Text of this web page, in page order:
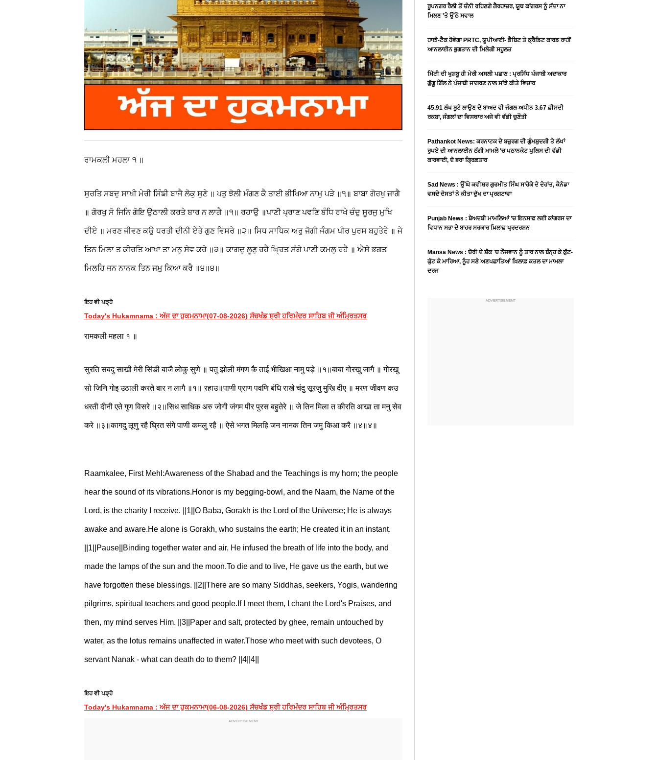
ਰਾਮਕਲੀ ਮਹਲਾ ੧ ॥
ਸੁਰਤਿ ਸਬਦੁ ਸਾਖੀ ਮੇਰੀ ਸਿੰਙੀ ਬਾਜੈ ਲੋਕੁ ਸੁਣੇ ॥ ਪਤੁ ਝੋਲੀ ਮੰਗਣ ਕੈ ਤਾਈ ਭੀਖਿਆ ਨਾਮੁ ਪੜੇ ॥੧॥ ਬਾਬਾ ਗੋਰਖੁ ਜਾਗੈ
॥ ਗੋਰਖੁ ਸੋ ਜਿਨਿ ਗੋਇ ਉਠਾਲੀ ਕਰਤੇ ਬਾਰ ਨ ਲਾਗੈ ॥੧॥ ਰਹਾਉ ॥ਪਾਣੀ ਪ੍ਰਾਣ ਪਵਣਿ ਬੰਧਿ ਰਾਖੇ ਚੰਦੁ ਸੂਰਜੁ ਮੁਖਿ
ਦੀਏ ॥ ਮਰਣ ਜੀਵਣ ਕਉ ਧਰਤੀ ਦੀਨੀ ਏਤੇ ਗੁਣ ਵਿਸਰੇ ॥੨॥ ਸਿਧ ਸਾਧਿਕ ਅਰੁ ਜੋਗੀ ਜੰਗਮ ਪੀਰ ਪੁਰਸ ਬਹੁਤੇਰੇ ॥ ਜੇ
ਤਿਨ ਮਿਲਾ ਤ ਕੀਰਤਿ ਆਖਾ ਤਾ ਮਨੁ ਸੇਵ ਕਰੇ ॥੩॥ ਕਾਗਦੁ ਲੂਣੁ ਰਹੈ ਘ੍ਰਿਤ ਸੰਗੇ ਪਾਣੀ ਕਮਲੁ ਰਹੈ ॥ ਐਸੇ ਭਗਤ
ਮਿਲਹਿ ਜਨ ਨਾਨਕ ਤਿਨ ਜਮੁ ਕਿਆ ਕਰੈ ॥੪॥੪॥
ਇਹ ਵੀ ਪੜ੍ਹੋ
Today's Hukamnama : ਅੱਜ ਦਾ ਹੁਕਮਨਾਮਾ(07-08-2026) ਸੱਚਖੰਡ ਸ੍ਰੀ ਹਰਿਮੰਦਰ ਸਾਹਿਬ ਜੀ ਅੰਮ੍ਰਿਤਸਰ
रामकली महला १ ॥
सुरति सबदु साखी मेरी सिंङी बाजै लोकु सुणे ॥ पतु झोली मंगण कै ताई भीखिआ नामु पड़े ॥१॥बाबा गोरखु जागै ॥ गोरखु
सो जिनि गोइ उठाली करते बार न लागै ॥१॥ रहाउ॥पाणी प्राण पवणि बंधि राखे चंदु सूरजु मुखि दीए ॥ मरण जीवण कउ
धरती दीनी एते गुण विसरे ॥२॥सिध साधिक अरु जोगी जंगम पीर पुरस बहुतेरे ॥ जे तिन मिला त कीरति आखा ता मनु सेव
करे ॥३॥कागदु लूणु रहै घ्रित संगे पाणी कमलु रहै ॥ ऐसे भगत मिलहि जन नानक तिन जमु किआ करै ॥४॥४॥
Raamkalee, First Mehl:Awareness of the Shabad and the Teachings is my horn; the people
hear the sound of its vibrations.Honor is my begging-bowl, and the Naam, the Name of the
Lord, is the charity I receive. ||1||O Baba, Gorakh is the Lord of the Universe; He is always
awake and aware.He alone is Gorakh, who sustains the earth; He created it in an instant.
||1||Pause||Binding together water and air, He infused the breath of life into the body, and
made the lamps of the sun and the moon.To die and to live, He gave us the earth, but we
have forgotten these blessings. ||2||There are so many Siddhas, seekers, Yogis, wandering
pilgrims, spiritual teachers and good people.If I meet them, I chant the Lord's Praises, and
then, my mind serves Him. ||3||Paper and salt, protected by ghee, remain untouched by
water, as the lotus remains unaffected in water.Those who meet with such devotees, O
servant Nanak - what can death do to them? ||4||4||
ਇਹ ਵੀ ਪੜ੍ਹੋ
Today's Hukamnama : ਅੱਜ ਦਾ ਹੁਕਮਨਾਮਾ(06-08-2026) ਸੱਚਖੰਡ ਸ੍ਰੀ ਹਰਿਮੰਦਰ ਸਾਹਿਬ ਜੀ ਅੰਮ੍ਰਿਤਸਰ
ਰੂਪਨਗਰ ਰੈਲੀ ਤੋਂ ਚੰਨੀ ਰਹਿਣਗੇ ਗੈਰਹਾਜ਼ਰ, ਯੂਥ ਕਾਂਗਰਸ ਨੂੰ ਸੱਦਾ ਨਾ
ਮਿਲਣ 'ਤੇ ਉੱਠੇ ਸਵਾਲ
ਹਾਈ-ਟੈਕ ਹੋਵੇਗਾ PRTC, ਯੂਪੀਆਈ- ਡੈਬਿਟ ਤੇ ਕ੍ਰੈਡਿਟ ਕਾਰਡ ਰਾਹੀਂ
ਆਨਲਾਈਨ ਭੁਗਤਾਨ ਦੀ ਮਿਲੇਗੀ ਸਹੂਲਤ
ਮਿੱਟੀ ਦੀ ਖੁਸ਼ਬੂ ਹੀ ਮੇਰੀ ਅਸਲੀ ਪਛਾਣ : ਪ੍ਰਸਿੱਧ ਪੰਜਾਬੀ ਅਦਾਕਾਰ
ਗੁੱਗੂ ਗਿੱਲ ਨੇ ਪੰਜਾਬੀ ਜਾਗਰਣ ਨਾਲ ਸਾਂਝੇ ਕੀਤੇ ਵਿਚਾਰ
45.91 ਲੱਖ ਬੂਟੇ ਲਾਉਣ ਦੇ ਬਾਅਦ ਵੀ ਜੰਗਲ ਅਧੀਨ 3.67 ਫ਼ੀਸਦੀ
ਰਕਬਾ, ਜੰਗਲਾਂ ਦਾ ਵਿਸਥਾਰ ਅਜੇ ਵੀ ਵੱਡੀ ਚੁਣੌਤੀ
Pathankot News: ਕਰਨਾਟਕ ਦੇ ਬਜ਼ੁਰਗ ਦੀ ਗੁੰਮਸ਼ੁਦਗੀ ਤੇ ਲੱਖਾਂ
ਰੁਪਏ ਦੀ ਆਨਲਾਈਨ ਠੱਗੀ ਮਾਮਲੇ 'ਚ ਪਠਾਨਕੋਟ ਪੁਲਿਸ ਦੀ ਵੱਡੀ
ਕਾਰਵਾਈ, ਦੋ ਭਰਾ ਗ੍ਰਿਫ਼ਤਾਰ
Sad News : ਉੱਘੇ ਕਵੀਸ਼ਰ ਗੁਰਮੀਤ ਸਿੰਘ ਸਾਹੋਕੇ ਦੇ ਦੇਹਾਂਤ, ਕੈਨੇਡਾ
ਵਸਦੇ ਦੋਸਤਾਂ ਨੇ ਕੀਤਾ ਦੁੱਖ ਦਾ ਪ੍ਰਗਟਾਵਾ
Punjab News : ਬੇਅਦਬੀ ਮਾਮਲਿਆਂ ’ਚ ਇਨਸਾਫ਼ ਲਈ ਕਾਂਗਰਸ ਦਾ
ਵਿਧਾਨ ਸਭਾ ਦੇ ਬਾਹਰ ਸਰਕਾਰ ਖ਼ਿਲਾਫ਼ ਪ੍ਰਦਰਸ਼ਨ
Mansa News : ਚੋਰੀ ਦੇ ਸ਼ੱਕ 'ਚ ਨੌਜਵਾਨ ਨੂੰ ਤਾਰ ਨਾਲ ਬੰਨ੍ਹ ਕੇ ਕੁੱਟ-
ਕੁੱਟ ਕੇ ਮਾਰਿਆ, ਨੂੰਹ ਸਣੇ ਅਣਪਛਾਤਿਆਂ ਖ਼ਿਲਾਫ਼ ਕਤਲ ਦਾ ਮਾਮਲਾ
ਦਰਜ